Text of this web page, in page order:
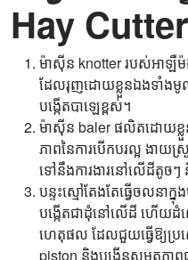
Hay
ម៉ាស៊ីន knotter របស់អាឡឺម៉
ដែលរុញដោយខ្លួនឯងទាំងមូល
បង្កើតបាឡេខ្ពស់។
ម៉ាស៊ីន baler ផលិតដោយខ្លួ
ភាពនៃការបើកបរល្អ ងាយ
ទៅនឹងការងារនៅលើដីតូច
បន្ទះស្មៅតែងតែធ្វើចលនា
បង្កើតជាដុំនៅលើដី ហើយដំ
ហេតុផល ដែលជួយធ្វើឱ្យប្រ
piston និងបង្កើនសមត្ថភា